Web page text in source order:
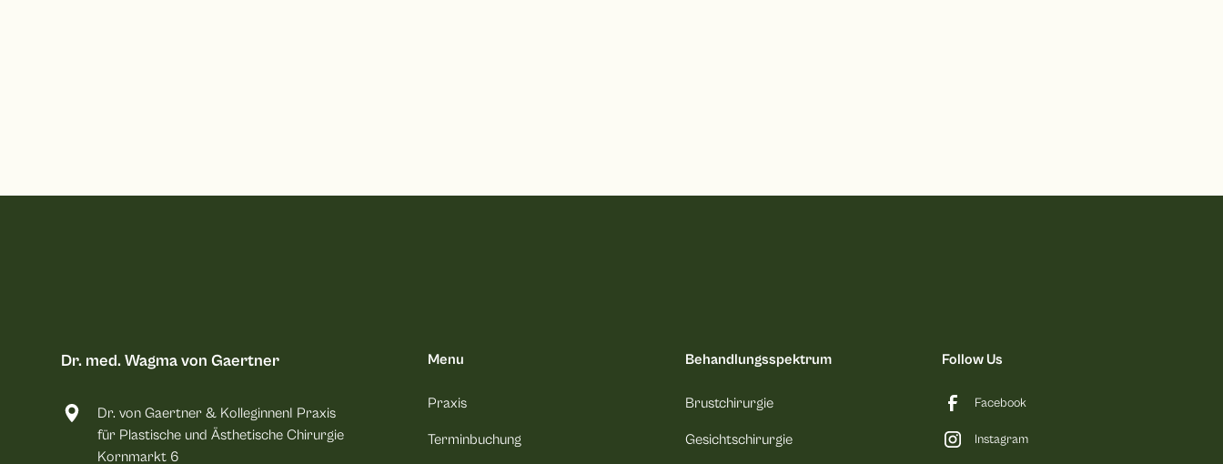
Dr. med. Wagma von Gaertner
Dr. von Gaertner & KolleginnenI Praxis
für Plastische und Ästhetische Chirurgie
Kornmarkt 6
Menu
Praxis
Terminbuchung
Behandlungsspektrum
Brustchirurgie
Gesichtschirurgie
Follow Us
Facebook
Instagram